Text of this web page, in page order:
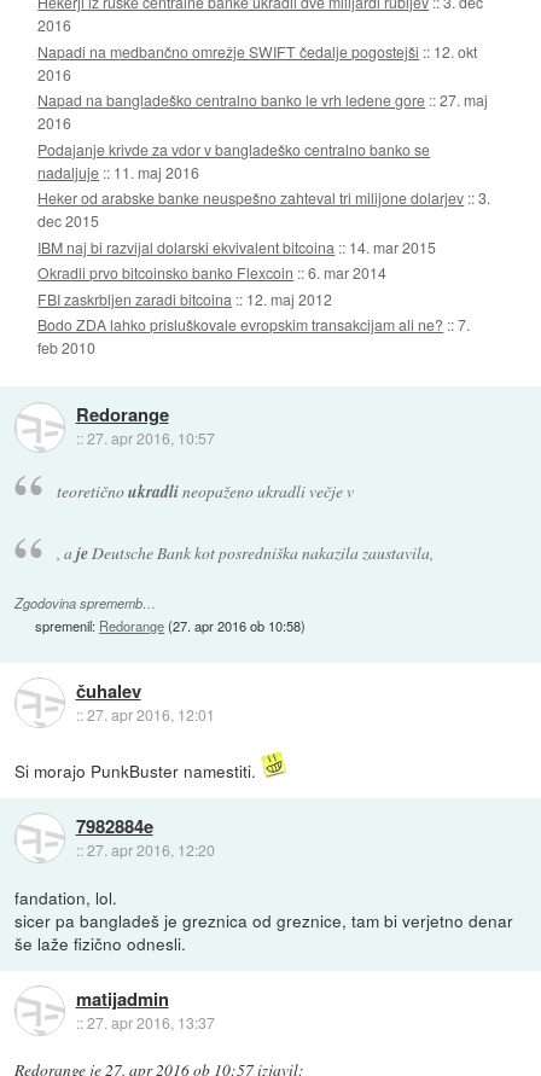
2016
Napadi na medbančno omrežje SWIFT čedalje pogostejši :: 12. okt
2016
Napad na bangladeško centralno banko le vrh ledene gore ::27. maj
2016
Podajanje krivde za vdor v bangladeško centralno banko se
nadaljuje :: 11. maj 2016
Heker od arabske banke neuspešno zahteval tri milijone dolarjev ::3.
dec 2015
IBM naj bi razvijal dolarski ekvivalent bitcoina :: 14. mar 2015
Okradli prvo bitcoinsko banko Flexcoin ::6. mar 2014
FBI zaskrbljen zaradi bitcoina :: 12. maj 2012
Bodo ZDA lahko prisluškovale evropskim transakcijam ali ne? ::7.
feb 2010
Redorange
::27. apr 2016, 10:57
teoretičnoukradlineopaženo ukradli večje v
, ajeDeutsche Bank kot posredniška nakazila zaustavila,
Zgodovina sprememb…
spremenil: Redorange(27. apr 2016 ob 10:58)
čuhalev
::27. apr 2016, 12:01
Si morajo PunkBuster namestiti.
7982884e
::27. apr 2016, 12:20
fandation, lol.
sicer pa bangladeš je greznica od greznice, tam bi verjetno denar
še laže fizično odnesli.
matijadmin
::27. apr 2016, 13:37
Redorange je27. apr 2016 ob 10:57izjavil: